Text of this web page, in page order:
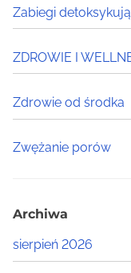
Zabiegi
ZDROWIE I
Zdrowie od środka
Zwężanie porów
Archiwa
sierpień 2026